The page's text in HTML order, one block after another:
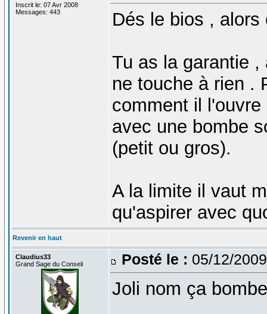
Inscrit le: 07 Avr 2008
Messages: 443
Dés le bios ,
Tu as la garantie
ne touche à rien .
comment il
avec une bombe
(petit ou gros).
A la limite il vaut
qu'aspirer avec
Revenir en haut
Claudius33
Grand Sage du Conseil
Posté le : 05/12/
Joli nom ça